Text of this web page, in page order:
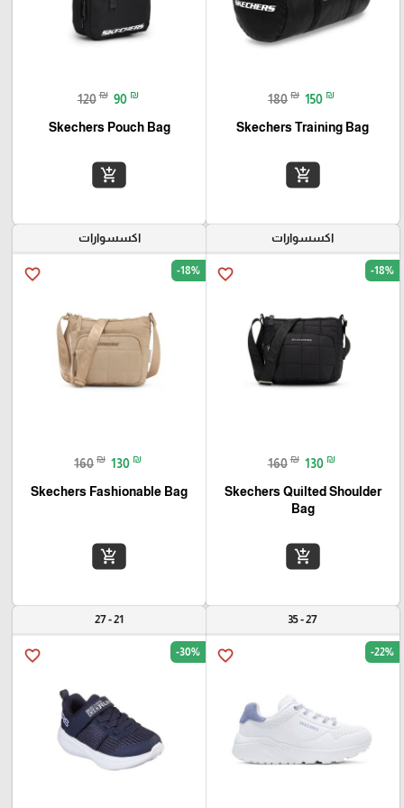
180 ₪ 150 ₪
Skechers Training Bag
add_shopping_cart
120 ₪ 90 ₪
Skechers Pouch Bag
add_shopping_cart
اكسسوارات
favorite_border -18%
160 ₪ 130 ₪
Skechers Quilted Shoulder
Bag
add_shopping_cart
اكسسوارات
favorite_border -18%
160 ₪ 130 ₪
Skechers Fashionable Bag
add_shopping_cart
27 - 35
favorite_border -22%
21 - 27
favorite_border -30%